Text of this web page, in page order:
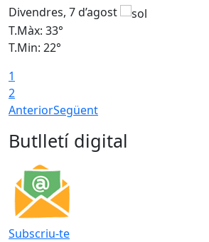
Divendres, 7 d’agost
T.Màx: 33°
T.Min: 22°
1
2
AnteriorSegüent
Butlletí digital
Subscriu-te